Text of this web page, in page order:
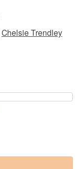
Chelsie Trendley